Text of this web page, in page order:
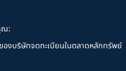
ณ:
งบริษัทจดทะเบียนในตลาดหลักทรัพย์